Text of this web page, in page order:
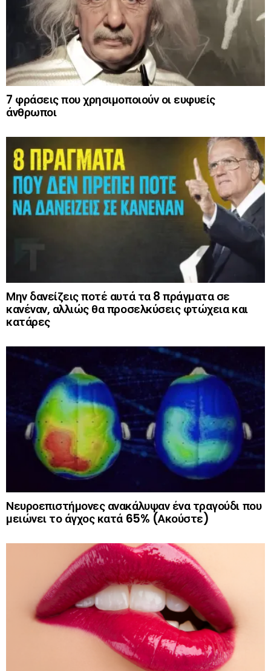
7 φράσεις που χρησιμοποιούν οι ευφυείς
άνθρωποι
Μην δανείζεις ποτέ αυτά τα 8 πράγματα σε
κανέναν, αλλιώς θα προσελκύσεις φτώχεια και
κατάρες
Νευροεπιστήμονες ανακάλυψαν ένα τραγούδι που
μειώνει το άγχος κατά 65% (Ακούστε)